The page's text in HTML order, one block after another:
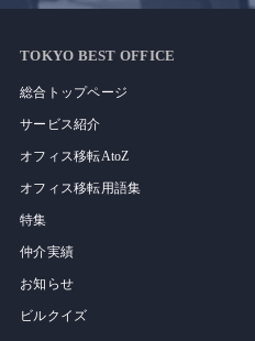
TOKYO BEST OFFICE
総合トップページ
サービス紹介
オフィス移転AtoZ
オフィス移転用語集
特集
仲介実績
お知らせ
ビルクイズ